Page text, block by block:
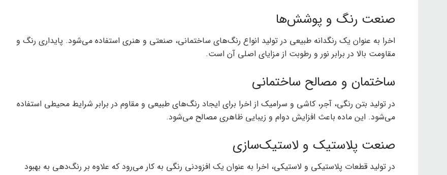
صنعت رنگ و پوشش‌ها
اخرا به عنوان یک رنگدانه طبیعی در تولید انواع رنگ‌های ساختمانی، صنعتی و هنری استفاده می‌شود. پایداری رنگ و
مقاومت بالا در برابر نور و رطوبت از مزایای اصلی آن است.
ساختمان و مصالح ساختمانی
در تولید بتن رنگی، آجر، کاشی و سرامیک از اخرا برای ایجاد رنگ‌های طبیعی و مقاوم در برابر شرایط محیطی استفاده
می‌شود. این ماده باعث افزایش دوام و زیبایی ظاهری مصالح می‌شود.
صنعت پلاستیک و لاستیک‌سازی
در تولید قطعات پلاستیکی و لاستیکی، اخرا به عنوان یک افزودنی رنگی به کار می‌رود که علاوه بر رنگ‌دهی به بهبود